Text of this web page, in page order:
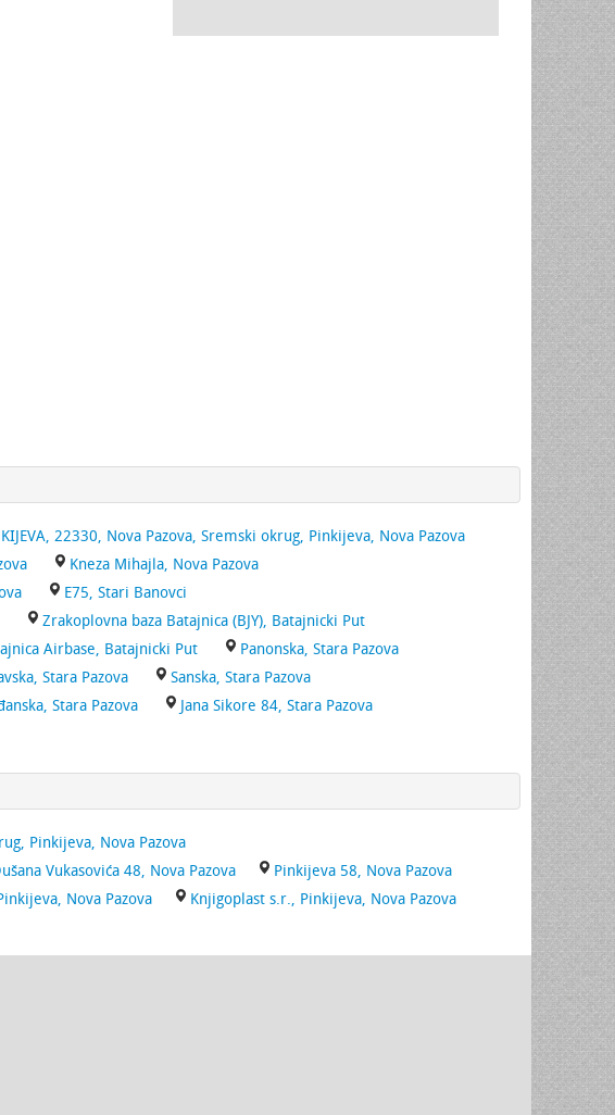
22330, Nova Pazova, Sremski okrug, Pinkijeva, Nova Pazova
Kneza Mihajla, Nova Pazova
E75, Stari Banovci
Zrakoplovna baza Batajnica (BJY), Batajnicki Put
Airbase, Batajnicki Put
Panonska, Stara Pazova
Stara Pazova
Sanska, Stara Pazova
Stara Pazova
Jana Sikore 84, Stara Pazova
Pinkijeva, Nova Pazova
Vukasovića 48, Nova Pazova
Pinkijeva 58, Nova Pazova
Nova Pazova Knjigoplast s.r., Pinkijeva, Nova Pazova